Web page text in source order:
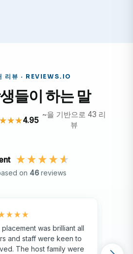
리뷰 · REVIEWS.IO
들이 하는 말
4.95
~을 기반으로 43 리
뷰
on 46 reviews
was brilliant all
and staff were keen to
The host family were